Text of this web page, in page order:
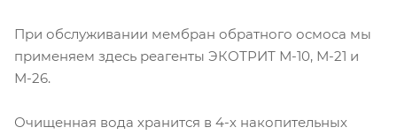
При обслуживании мембран обратного осмоса мы
применяем здесь реагенты ЭКОТРИТ М-10, М-21 и
М-26.
Очищенная вода хранится в 4-х накопительных